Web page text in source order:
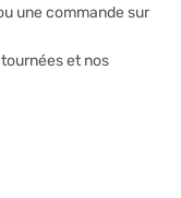
une commande sur
et nos